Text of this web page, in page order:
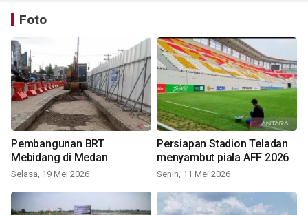
Foto
Pembangunan BRT
Mebidang di Medan
Selasa, 19 Mei 2026
Persiapan Stadion Teladan
menyambut piala AFF 2026
Senin, 11 Mei 2026